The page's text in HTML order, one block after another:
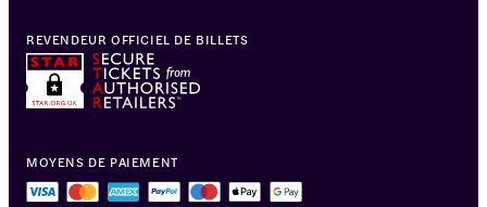
MOYENS DE PAIEMENT
REVENDEUR OFFICIEL DE BILLETS